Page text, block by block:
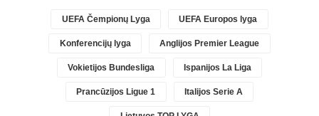
UEFA Čempionų Lyga UEFA Europos lyga
Konferencijų lyga Anglijos Premier League
Vokietijos Bundesliga Ispanijos La Liga
Prancūzijos Ligue 1 Italijos Serie A